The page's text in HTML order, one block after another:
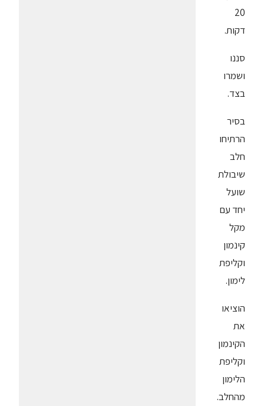
20
דקות.
סננו
ושמרו
בצד.
בסיר
הרתיחו
חלב
שיבולת
שועל
יחד עם
מקל
קינמון
וקליפת
לימון.
הוציאו
את
הקינמון
וקליפת
הלימון
מהחלב.